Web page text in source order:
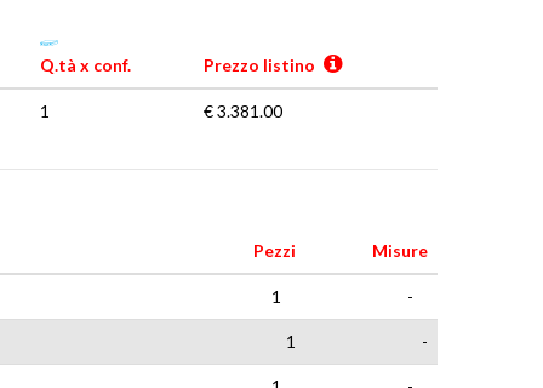
Q.tà x conf. Prezzo listino
1 € 3.381.00
Pezzi Misure
1 -
1 -